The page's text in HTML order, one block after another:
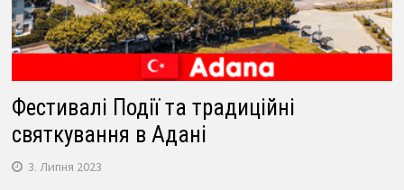
Фестивалі Події та традиційні
святкування в Адані
3. Липня 2023